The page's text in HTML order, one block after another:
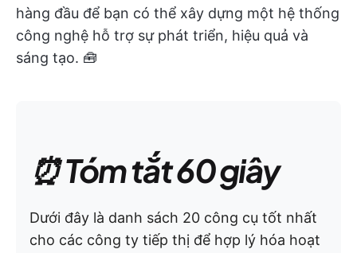
hàng đầu để bạn có thể xây dựng một hệ thống
công nghệ hỗ trợ sự phát triển, hiệu quả và
sáng tạo. 🧰
⏰ Tóm tắt 60 giây
Dưới đây là danh sách 20 công cụ tốt nhất
cho các công ty tiếp thị để hợp lý hóa hoạt